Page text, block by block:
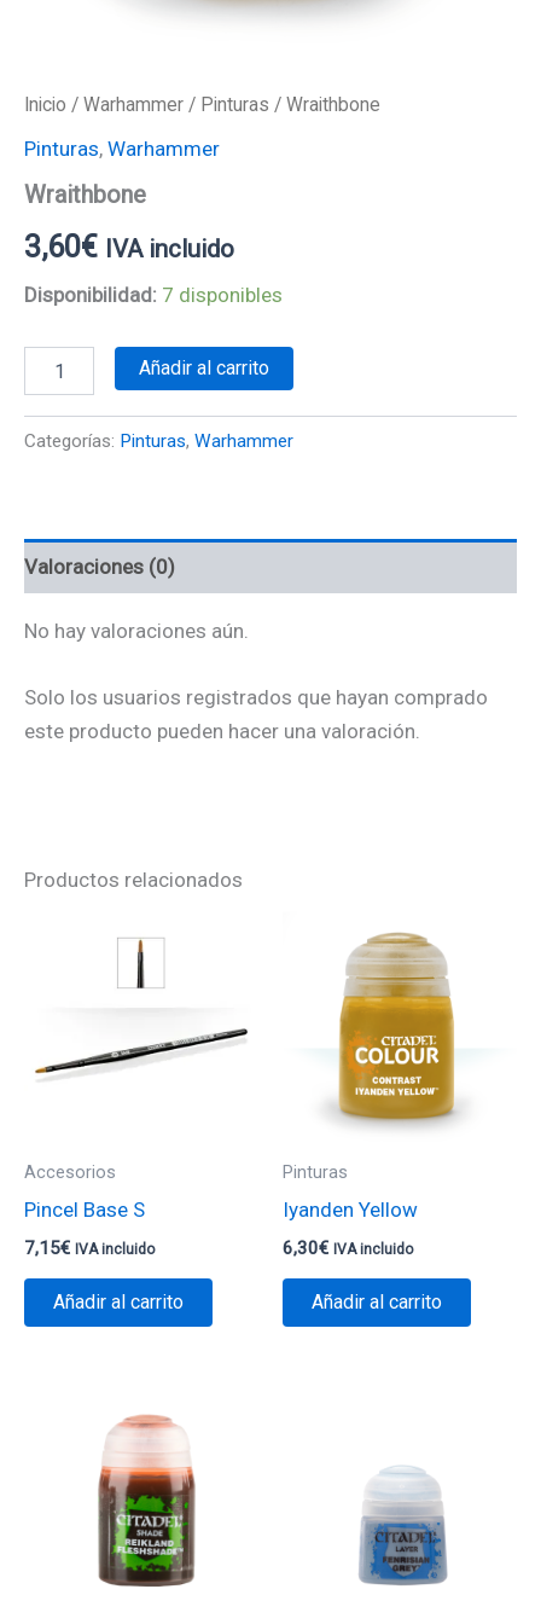
Inicio / Warhammer / Pinturas / Wraithbone
Pinturas, Warhammer
Wraithbone
3,60€ IVA incluido
Disponibilidad: 7 disponibles
Añadir al carrito
Categorías: Pinturas, Warhammer
Valoraciones (0)
No hay valoraciones aún.
Solo los usuarios registrados que hayan comprado
este producto pueden hacer una valoración.
Productos relacionados
Accesorios
Pincel Base S
7,15€ IVA incluido
Añadir al carrito
Pinturas
Iyanden Yellow
6,30€ IVA incluido
Añadir al carrito